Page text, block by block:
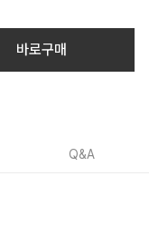
바로구매
Q&A